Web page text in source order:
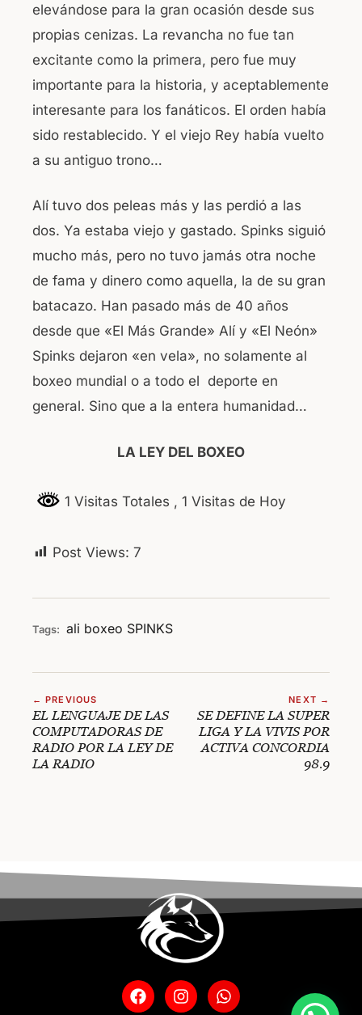
elevándose para la gran ocasión desde sus
propias cenizas. La revancha no fue tan
excitante como la primera, pero fue muy
importante para la historia, y aceptablemente
interesante para los fanáticos. El orden había
sido restablecido. Y el viejo Rey había vuelto
a su antiguo trono…
Alí tuvo dos peleas más y las perdió a las
dos. Ya estaba viejo y gastado. Spinks siguió
mucho más, pero no tuvo jamás otra noche
de fama y dinero como aquella, la de su gran
batacazo. Han pasado más de 40 años
desde que «El Más Grande» Alí y «El Neón»
Spinks dejaron «en vela», no solamente al
boxeo mundial o a todo el deporte en
general. Sino que a la entera humanidad…
LA LEY DEL BOXEO
1 Visitas Totales , 1 Visitas de Hoy
Post Views: 7
Tags: ali boxeo SPINKS
← PREVIOUS
EL LENGUAJE DE LAS
COMPUTADORAS DE
RADIO POR LA LEY DE
LA RADIO
NEXT →
SE DEFINE LA SUPER
LIGA Y LA VIVIS POR
ACTIVA CONCORDIA
98.9